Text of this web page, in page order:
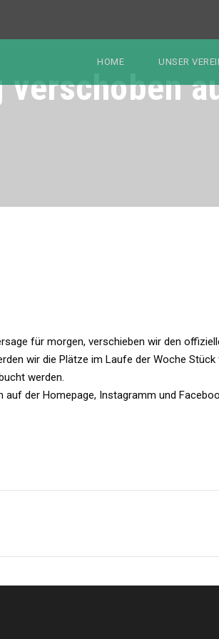
HOME UNSER
für morgen, verschieben wir den
wir die Plätze im Laufe der Woche
werden.
auf der Homepage, Instagramm und